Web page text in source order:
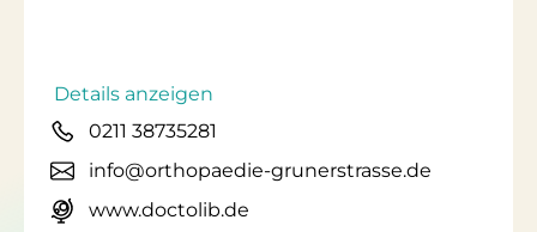
Details anzeigen
0211 38735281
info@orthopaedie-grunerstrasse.de
www.doctolib.de